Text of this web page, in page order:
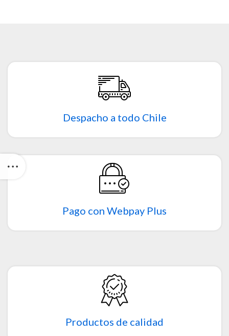
Despacho a todo Chile
Pago con Webpay Plus
Productos de calidad